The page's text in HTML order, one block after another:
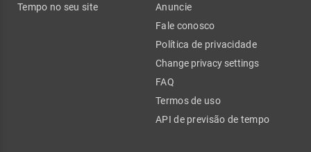
Tempo no seu site
Anuncie
Fale conosco
Política de privacidade
Change privacy settings
FAQ
Termos de uso
API de previsão de tempo